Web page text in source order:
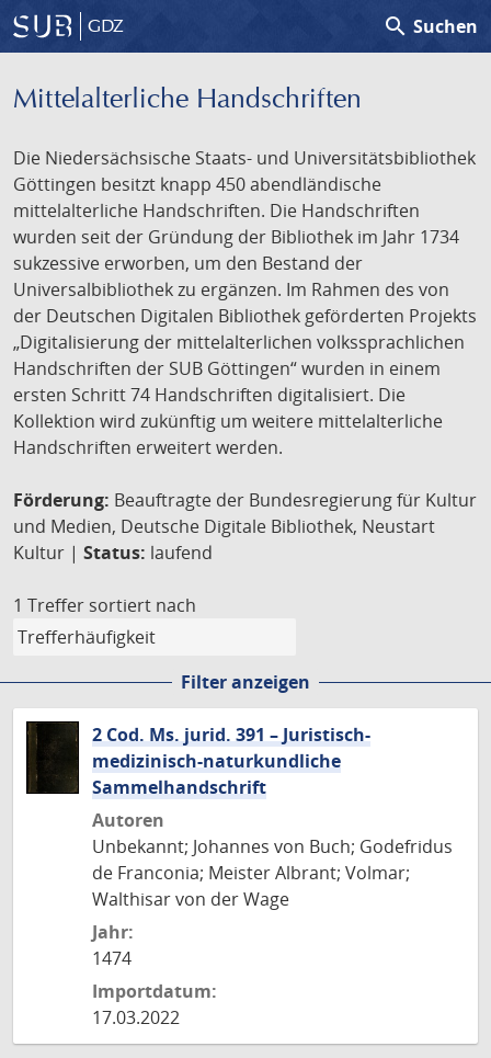
GDZ search Suchen
Mittelalterliche Handschriften
Die Niedersächsische Staats- und Universitätsbibliothek
Göttingen besitzt knapp 450 abendländische
mittelalterliche Handschriften. Die Handschriften
wurden seit der Gründung der Bibliothek im Jahr 1734
sukzessive erworben, um den Bestand der
Universalbibliothek zu ergänzen. Im Rahmen des von
der Deutschen Digitalen Bibliothek geförderten Projekts
„Digitalisierung der mittelalterlichen volkssprachlichen
Handschriften der SUB Göttingen“ wurden in einem
ersten Schritt 74 Handschriften digitalisiert. Die
Kollektion wird zukünftig um weitere mittelalterliche
Handschriften erweitert werden.
Förderung: Beauftragte der Bundesregierung für Kultur
und Medien, Deutsche Digitale Bibliothek, Neustart
Kultur | Status: laufend
1 Treffer sortiert nach
Filter anzeigen
2 Cod. Ms. jurid. 391 – Juristisch-
medizinisch-naturkundliche
Sammelhandschrift
Autoren
Unbekannt; Johannes von Buch; Godefridus
de Franconia; Meister Albrant; Volmar;
Walthisar von der Wage
Jahr:
1474
Importdatum:
17.03.2022